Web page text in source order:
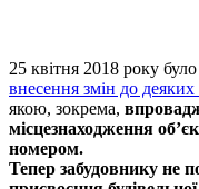
25 квітня 2018 року
внесення змін до
якою, зокрема,
місцезнаходження
номером.
Тепер забудовнику не